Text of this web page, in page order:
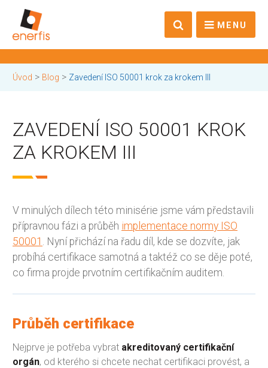
MENU
Úvod > Blog > Zavedení ISO 50001 krok za krokem III
ZAVEDENÍ ISO 50001 KROK
ZA KROKEM III
V minulých dílech této minisérie jsme vám představili
přípravnou fázi a průběh implementace normy ISO
50001
. Nyní přichází na řadu díl, kde se dozvíte, jak
probíhá certifikace samotná a taktéž co se děje poté,
co firma projde prvotním certifikačním auditem.
Průběh certifikace
Nejprve je potřeba vybrat akreditovaný certifikační
orgán, od kterého si chcete nechat certifikaci provést, a